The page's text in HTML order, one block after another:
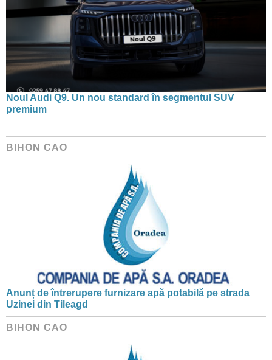
Noul Audi Q9. Un nou standard în segmentul SUV
premium
BIHON CAO
Anunț de întrerupere furnizare apă potabilă pe strada
Uzinei din Tileagd
BIHON CAO